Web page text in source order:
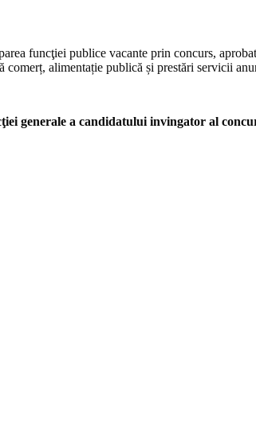
funcţiei publice vacante prin concurs,
alimentație publică și prestări servicii
generale a candidatului invingator al